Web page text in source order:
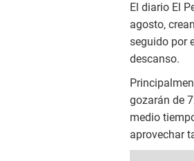
El diario El
agosto,
seguido por
descanso.
gozarán de
medio
aprovechar